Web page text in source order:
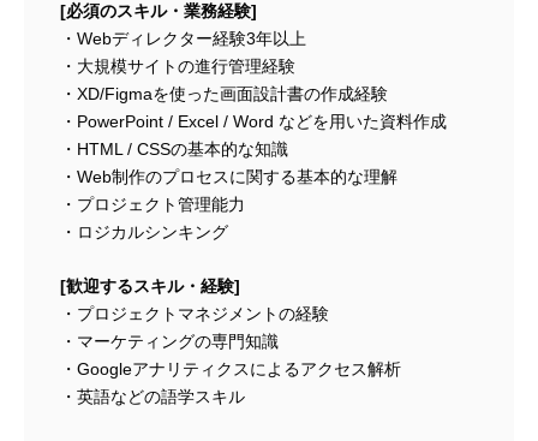
[必須のスキル・業務経験]
Webディレクター経験3年以上
大規模サイトの進行管理経験
XD/Figmaを使った画面設計書の作成経験
PowerPoint / Excel / Word などを用いた資料作成
HTML / CSSの基本的な知識
Web制作のプロセスに関する基本的な理解
プロジェクト管理能力
ロジカルシンキング
[歓迎するスキル・経験]
プロジェクトマネジメントの経験
マーケティングの専門知識
Googleアナリティクスによるアクセス解析
英語などの語学スキル